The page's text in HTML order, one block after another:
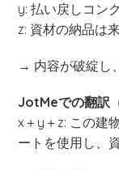
y: 払い戻しコン
z: 資材の納品は
→ 内容が破綻し
JotMeでの翻訳
x＋y＋z: この建
ートを使用し、